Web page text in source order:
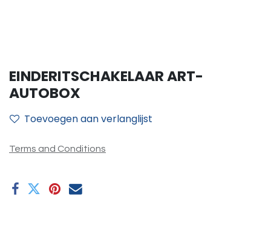
EINDERITSCHAKELAAR ART-
AUTOBOX
Toevoegen aan verlanglijst
Terms and Conditions